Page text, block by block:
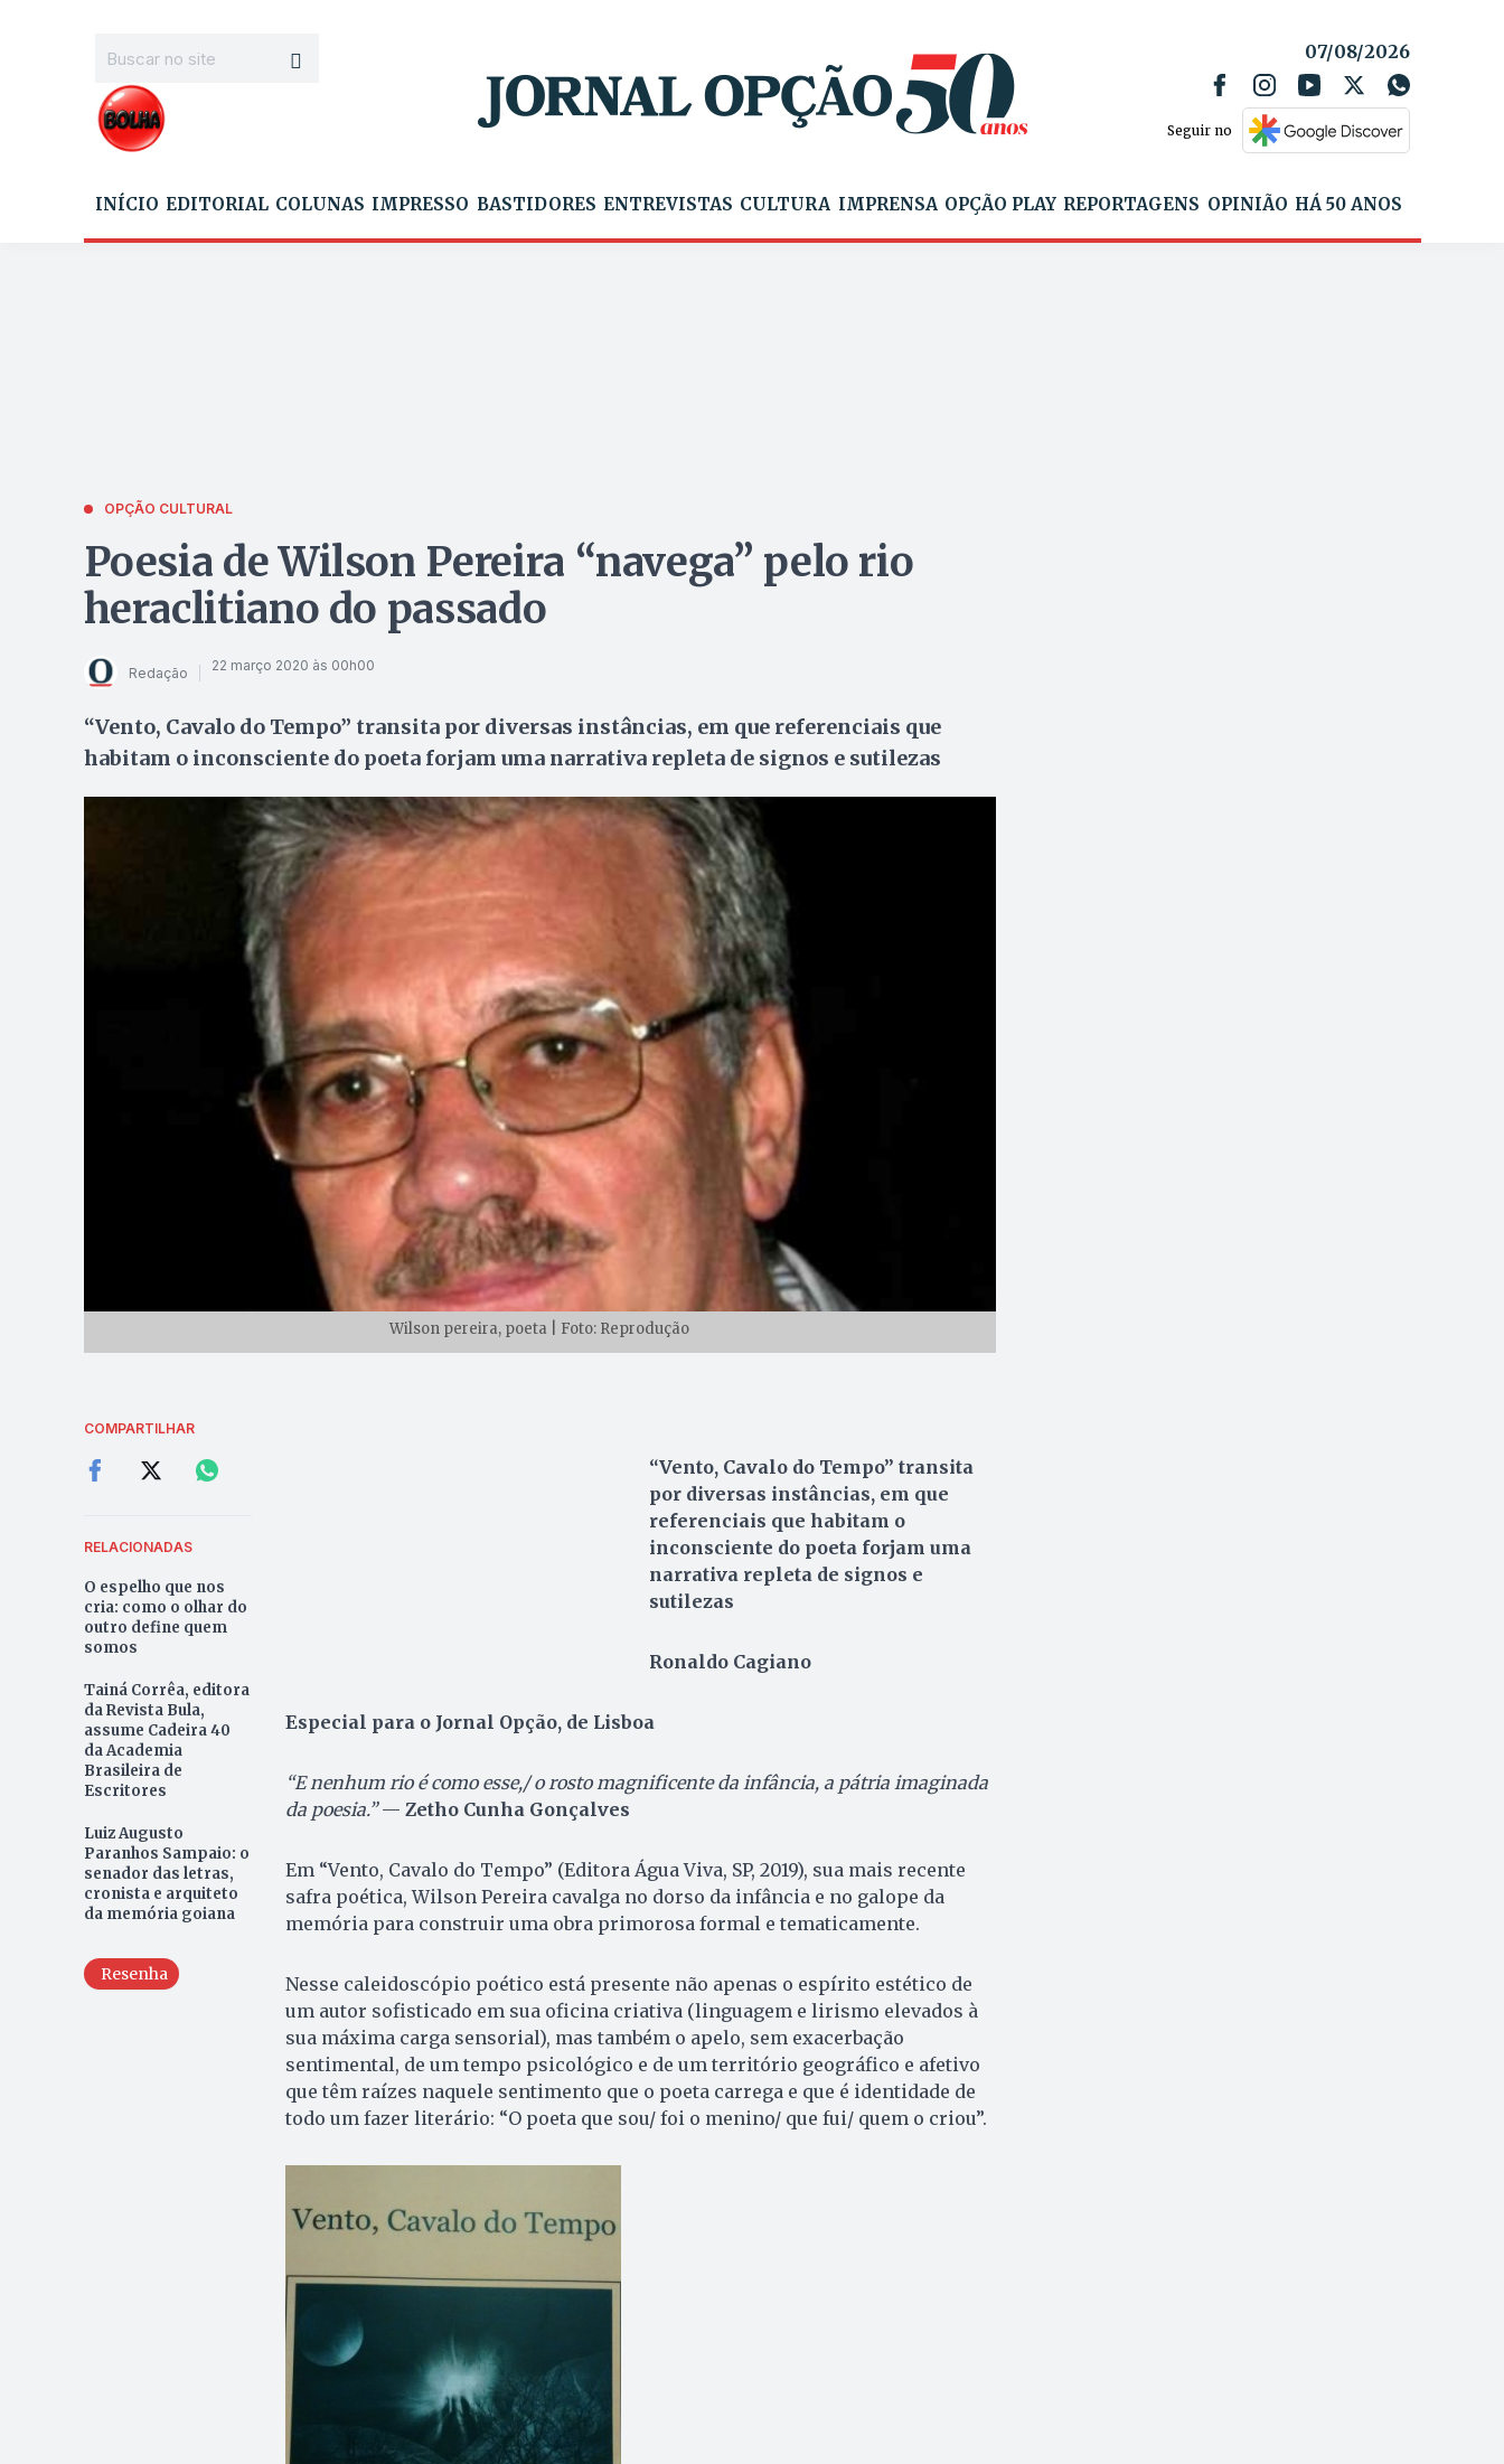
07/08/2026
Seguir no
INÍCIO EDITORIAL COLUNAS IMPRESSO BASTIDORES ENTREVISTAS CULTURA IMPRENSA OPÇÃO PLAY REPORTAGENS OPINIÃO HÁ 50 ANOS
OPÇÃO CULTURAL
Poesia de Wilson Pereira “navega” pelo rio
heraclitiano do passado
Redação 22 março 2020 às 00h00
“Vento, Cavalo do Tempo” transita por diversas instâncias, em que referenciais que
habitam o inconsciente do poeta forjam uma narrativa repleta de signos e sutilezas
Wilson pereira, poeta | Foto: Reprodução
COMPARTILHAR
RELACIONADAS
O espelho que nos
cria: como o olhar do
outro define quem
somos
Tainá Corrêa, editora
da Revista Bula,
assume Cadeira 40
da Academia
Brasileira de
Escritores
Luiz Augusto
Paranhos Sampaio: o
senador das letras,
cronista e arquiteto
da memória goiana
Resenha
“Vento, Cavalo do Tempo” transita
por diversas instâncias, em que
referenciais que habitam o
inconsciente do poeta forjam uma
narrativa repleta de signos e
sutilezas
Ronaldo Cagiano
Especial para o Jornal Opção, de Lisboa
“E nenhum rio é como esse,/ o rosto magnificente da infância, a pátria imaginada
da poesia.”— Zetho Cunha Gonçalves
Em “Vento, Cavalo do Tempo” (Editora Água Viva, SP, 2019), sua mais recente
safra poética, Wilson Pereira cavalga no dorso da infância e no galope da
memória para construir uma obra primorosa formal e tematicamente.
Nesse caleidoscópio poético está presente não apenas o espírito estético de
um autor sofisticado em sua oficina criativa (linguagem e lirismo elevados à
sua máxima carga sensorial), mas também o apelo, sem exacerbação
sentimental, de um tempo psicológico e de um território geográfico e afetivo
que têm raízes naquele sentimento que o poeta carrega e que é identidade de
todo um fazer literário: “O poeta que sou/ foi o menino/ que fui/ quem o criou”.